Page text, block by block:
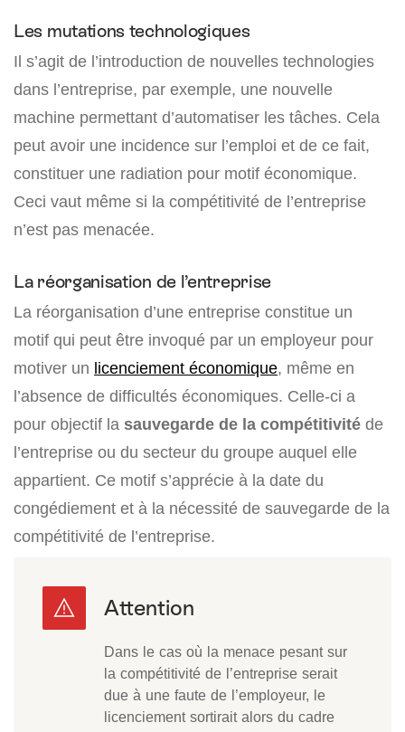
Les mutations technologiques
Il s’agit de l’introduction de nouvelles technologies
dans l’entreprise, par exemple, une nouvelle
machine permettant d’automatiser les tâches. Cela
peut avoir une incidence sur l’emploi et de ce fait,
constituer une radiation pour motif économique.
Ceci vaut même si la compétitivité de l’entreprise
n’est pas menacée.
La réorganisation de l’entreprise
La réorganisation d’une entreprise constitue un
motif qui peut être invoqué par un employeur pour
motiver un licenciement économique, même en
l’absence de difficultés économiques. Celle-ci a
pour objectif la sauvegarde de la compétitivité de
l’entreprise ou du secteur du groupe auquel elle
appartient. Ce motif s’apprécie à la date du
congédiement et à la nécessité de sauvegarde de la
compétitivité de l’entreprise.
Dans le cas où la menace pesant sur
la compétitivité de l’entreprise serait
due à une faute de l’employeur, le
licenciement sortirait alors du cadre